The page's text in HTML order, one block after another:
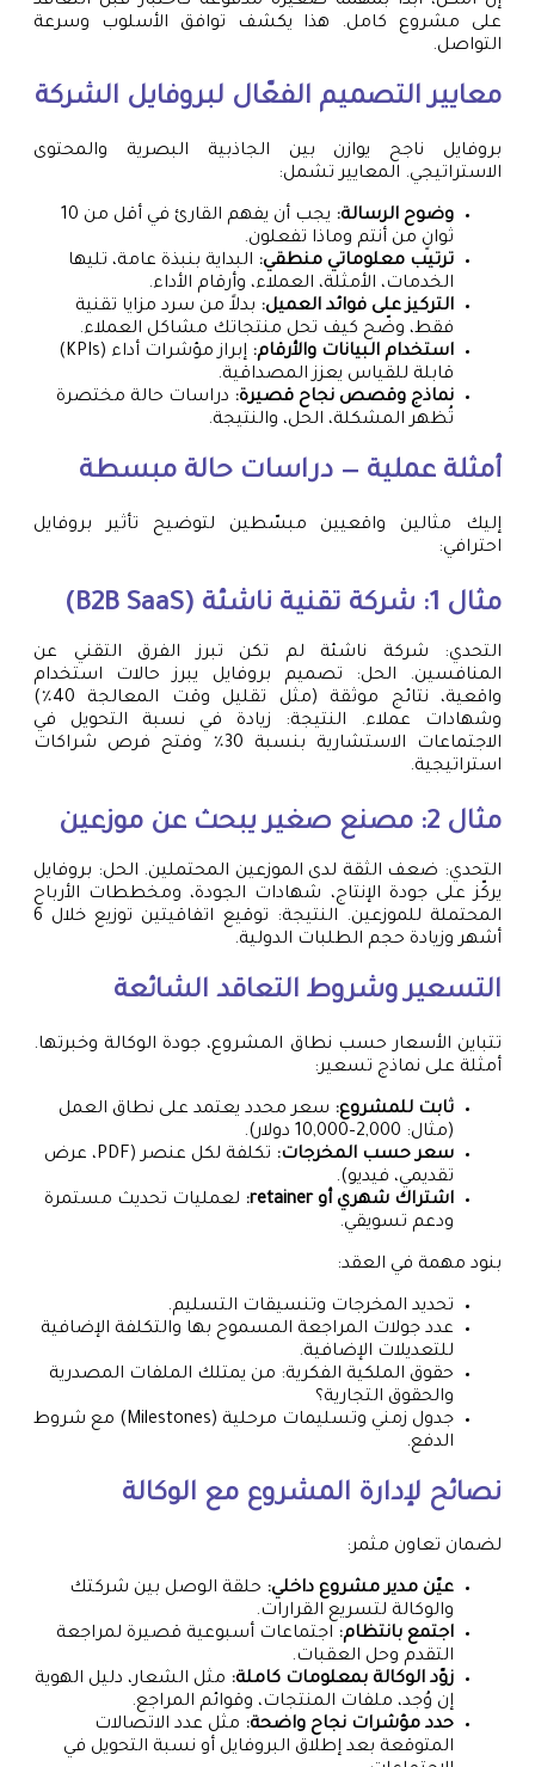
على مشروع كامل. هذا يكشف توافق الأسلوب وسرعة
التواصل.
معايير التصميم الفعّال لبروفايل الشركة
بروفايل ناجح يوازن بين الجاذبية البصرية والمحتوى
الاستراتيجي. المعايير تشمل:
وضوح الرسالة:
يجب أن يفهم القارئ في أقل من 10
ثوانٍ من أنتم وماذا تفعلون.
ترتيب معلوماتي منطقي: البداية بنبذة عامة، تليها
الخدمات، الأمثلة، العملاء، وأرقام الأداء.
التركيز على فوائد العميل: بدلاً من سرد مزايا تقنية
فقط، وضّح كيف تحل منتجاتك مشاكل العملاء.
استخدام البيانات والأرقام:
إبراز مؤشرات أداء (KPIs)
قابلة للقياس يعزز المصداقية.
نماذج وقصص نجاح قصيرة: دراسات حالة مختصرة
تُظهر المشكلة، الحل، والنتيجة.
أمثلة عملية — دراسات حالة مبسطة
إليك مثالين واقعيين مبسّطين لتوضيح تأثير بروفايل
احترافي:
مثال 1: شركة تقنية ناشئة (B2B SaaS)
التحدي: شركة ناشئة لم تكن تبرز الفرق التقني عن
المنافسين. الحل: تصميم بروفايل يبرز حالات استخدام
واقعية، نتائج موثقة (مثل تقليل وقت المعالجة 40٪)
وشهادات عملاء. النتيجة: زيادة في نسبة التحويل في
الاجتماعات الاستشارية بنسبة 30٪ وفتح فرص شراكات
استراتيجية.
مثال 2: مصنع صغير يبحث عن موزعين
التحدي: ضعف الثقة لدى الموزعين المحتملين. الحل: بروفايل
يركّز على جودة الإنتاج، شهادات الجودة، ومخططات الأرباح
المحتملة للموزعين. النتيجة: توقيع اتفاقيتين توزيع خلال 6
أشهر وزيادة حجم الطلبات الدولية.
التسعير وشروط التعاقد الشائعة
تتباين الأسعار حسب نطاق المشروع، جودة الوكالة وخبرتها.
أمثلة على نماذج تسعير:
ثابت للمشروع: سعر محدد يعتمد على نطاق العمل
(مثال: 2,000–10,000 دولار).
سعر حسب المخرجات:
تكلفة لكل عنصر (PDF، عرض
تقديمي، فيديو).
اشتراك شهري أو retainer:
لعمليات تحديث مستمرة
ودعم تسويقي.
بنود مهمة في العقد:
تحديد المخرجات وتنسيقات التسليم.
عدد جولات المراجعة المسموح بها والتكلفة الإضافية
للتعديلات الإضافية.
حقوق الملكية الفكرية: من يمتلك الملفات المصدرية
والحقوق التجارية؟
جدول زمني وتسليمات مرحلية (Milestones) مع شروط
الدفع.
نصائح لإدارة المشروع مع الوكالة
لضمان تعاون مثمر:
عيّن مدير مشروع داخلي: حلقة الوصل بين شركتك
والوكالة لتسريع القرارات.
اجتمع بانتظام: اجتماعات أسبوعية قصيرة لمراجعة
التقدم وحل العقبات.
زوّد الوكالة بمعلومات كاملة: مثل الشعار، دليل الهوية
إن وُجد، ملفات المنتجات، وقوائم المراجع.
حدد مؤشرات نجاح واضحة: مثل عدد الاتصالات
المتوقعة بعد إطلاق البروفايل أو نسبة التحويل في